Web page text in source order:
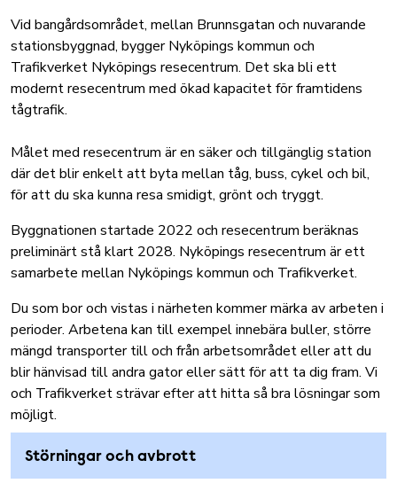
Vid bangårdsområdet, mellan Brunnsgatan och nuvarande
stationsbyggnad, bygger Nyköpings kommun och
Trafikverket Nyköpings resecentrum. Det ska bli ett
modernt resecentrum med ökad kapacitet för framtidens
tågtrafik.
Målet med resecentrum är en säker och tillgänglig station
där det blir enkelt att byta mellan tåg, buss, cykel och bil,
för att du ska kunna resa smidigt, grönt och tryggt.
Byggnationen startade 2022 och resecentrum beräknas
preliminärt stå klart 2028. Nyköpings resecentrum är ett
samarbete mellan Nyköpings kommun och Trafikverket.
Du som bor och vistas i närheten kommer märka av arbeten i
perioder. Arbetena kan till exempel innebära buller, större
mängd transporter till och från arbetsområdet eller att du
blir hänvisad till andra gator eller sätt för att ta dig fram. Vi
och Trafikverket strävar efter att hitta så bra lösningar som
möjligt.
Störningar och avbrott